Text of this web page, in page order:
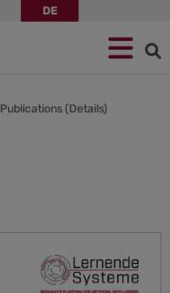
DE
Publications (Details)